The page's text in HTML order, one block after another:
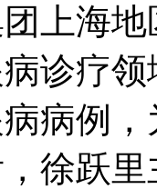
上海
诊疗
病例
徐跃